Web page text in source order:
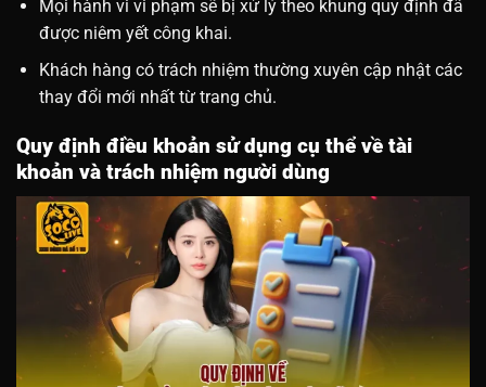
Mọi hành vi vi phạm sẽ bị xử lý theo khung quy định đã
được niêm yết công khai.
Khách hàng có trách nhiệm thường xuyên cập nhật các
thay đổi mới nhất từ trang chủ.
Quy định điều khoản sử dụng cụ thể về tài
khoản và trách nhiệm người dùng